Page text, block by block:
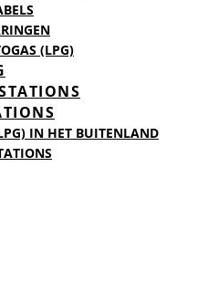
(LPG)
IN HET BUITENLAND